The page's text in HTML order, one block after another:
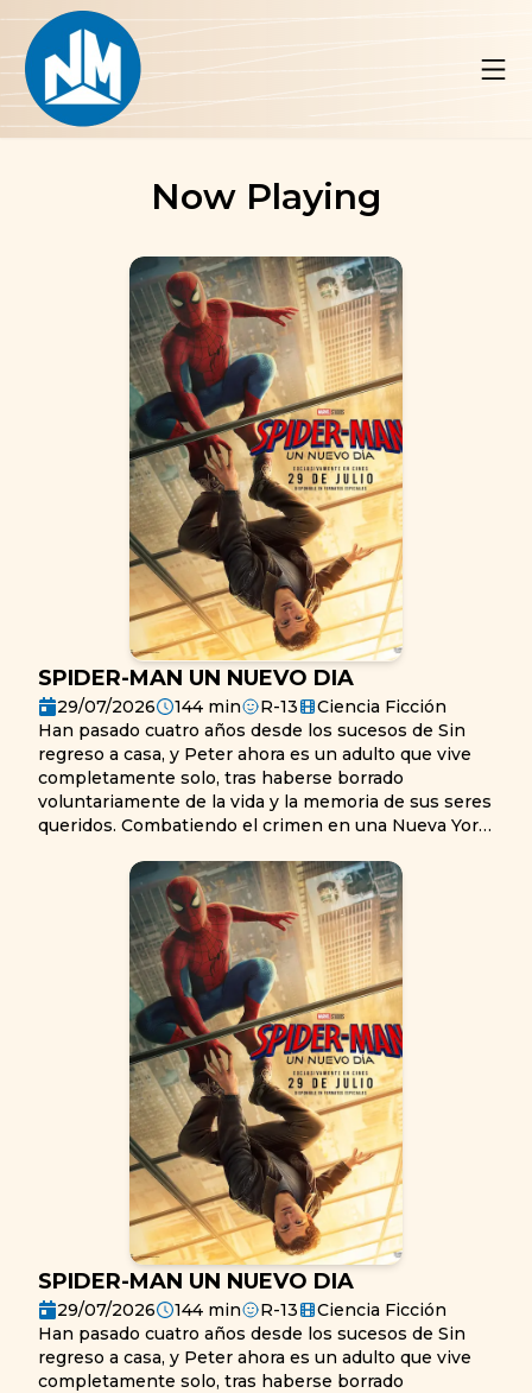
Now Playing
SPIDER-MAN UN NUEVO DIA
29/07/2026 144 min R-13
Ciencia Ficción
Han pasado cuatro años desde los sucesos de Sin
regreso a casa, y Peter ahora es un adulto que vive
completamente solo, tras haberse borrado
voluntariamente de la vida y la memoria de sus seres
queridos. Combatiendo el crimen en una Nueva York
proteger su ciudad —un Spider-Man a tiempo
completo—, pero a medida que las exigencias
aumentan, la presión desencadena una
sorprendente evolución física que amenaza su
existencia, al tiempo que un nuevo y extraño patrón
de crímenes da lugar a una de las amenazas más
poderosas a las que se ha enfrentado jamás.
SPIDER-MAN UN NUEVO DIA
29/07/2026 144 min R-13
Ciencia Ficción
Han pasado cuatro años desde los sucesos de Sin
regreso a casa, y Peter ahora es un adulto que vive
completamente solo, tras haberse borrado